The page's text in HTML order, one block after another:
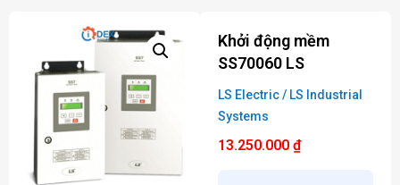
Khởi động mềm
SS70060 LS
LS Electric / LS Industrial
Systems
13.250.000 ₫